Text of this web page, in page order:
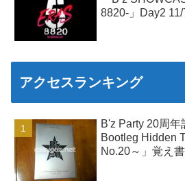
8820-」Day2
アクセスランキング
B'z Party 20周年
Bootleg Hidden
No.20～」覚え